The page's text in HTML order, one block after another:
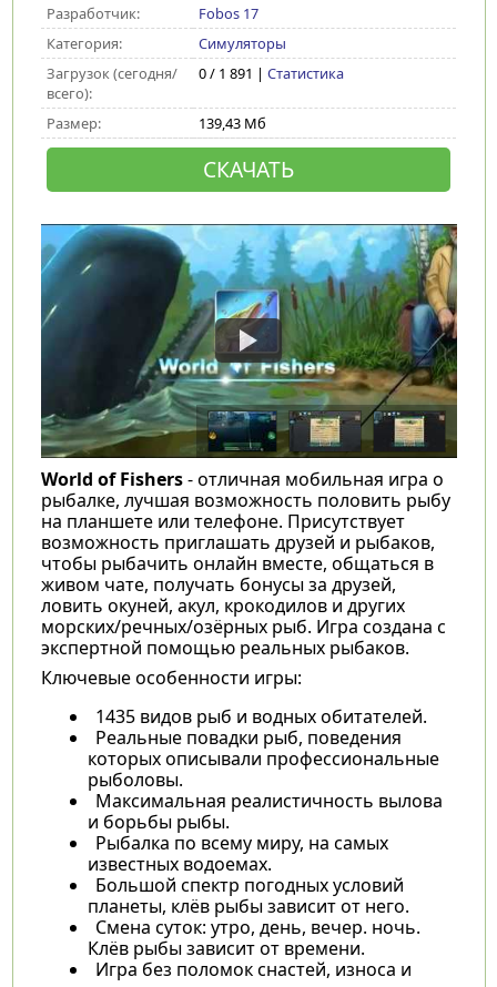
Разработчик:
Fobos 17
Категория:
Симуляторы
Загрузок (сегодня/
всего):
0 / 1 891 | Статистика
Размер: 139,43 Мб
СКАЧАТЬ
World of Fishers- отличная мобильная игра о
рыбалке, лучшая возможность половить рыбу
на планшете или телефоне. Присутствует
возможность приглашать друзей и рыбаков,
чтобы рыбачить онлайн вместе, общаться в
живом чате, получать бонусы за друзей,
ловить окуней, акул, крокодилов и других
морских/речных/озёрных рыб. Игра создана с
экспертной помощью реальных рыбаков.
Ключевые особенности игры:
1435 видов рыб и водных обитателей.
Реальные повадки рыб, поведения
которых описывали профессиональные
рыболовы.
Максимальная реалистичность вылова
и борьбы рыбы.
Рыбалка по всему миру, на самых
известных водоемах.
Большой спектр погодных условий
планеты, клёв рыбы зависит от него.
Смена суток: утро, день, вечер. ночь.
Клёв рыбы зависит от времени.
Игра без поломок снастей, износа и